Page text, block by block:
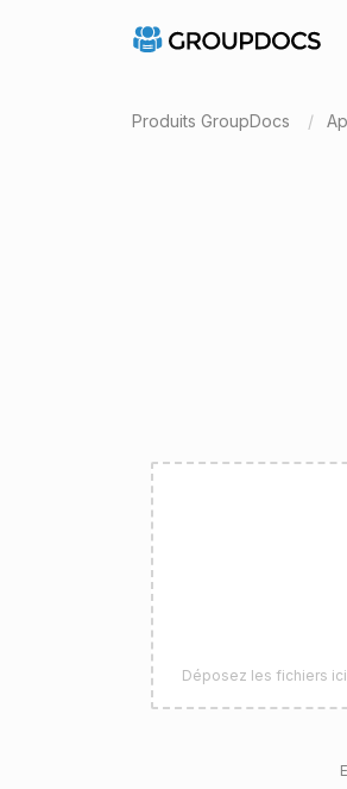
Produits GroupDocs
Déposez les fichiers ici